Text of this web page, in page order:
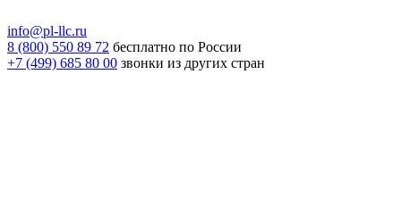
info@pl-llc.ru
8 (800) 550 89 72 бесплатно по России
+7 (499) 685 80 00 звонки из других стран